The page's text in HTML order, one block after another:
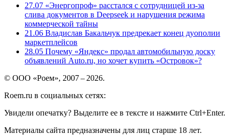
27.07 «Энергопроф» расстался с сотрудницей из-за
слива документов в Deepseek и нарушения режима
коммерческой тайны
21.06 Владислав Бакальчук предрекает конец дуополии
маркетплейсов
28.05 Почему «Яндекс» продал автомобильную доску
объявлений Auto.ru, но хочет купить «Островок»?
© ООО «Роем», 2007 – 2026.
Roem.ru в социальных сетях:
Увидели опечатку? Выделите ее в тексте и нажмите Ctrl+Enter.
Материалы сайта предназначены для лиц старше 18 лет.